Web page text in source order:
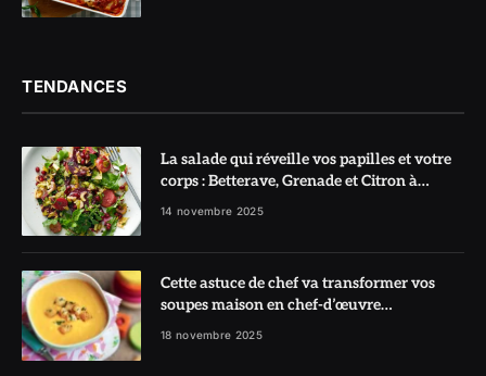
TENDANCES
La salade qui réveille vos papilles et votre
corps : Betterave, Grenade et Citron à
l’honneur
14 novembre 2025
Cette astuce de chef va transformer vos
soupes maison en chef-d’œuvre
réconfortant
18 novembre 2025